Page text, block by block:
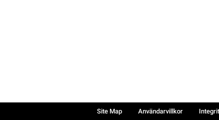
Site Map Användarvillkor